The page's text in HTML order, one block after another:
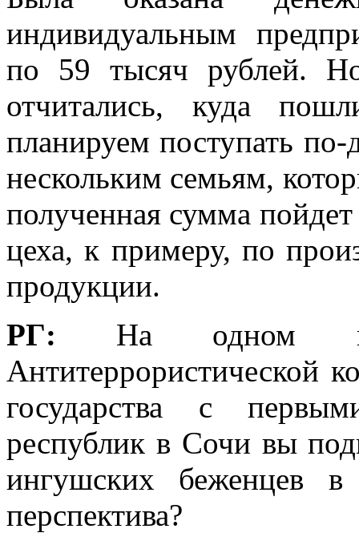
индивидуальным
по 59 тысяч рублей.
отчитались, куда
планируем поступать по-
нескольким семьям,
полученная сумма
цеха, к примеру, по
продукции.
РГ: На одном из
Антитеррористической
государства с
республик в Сочи вы
ингушских беженцев
перспектива?